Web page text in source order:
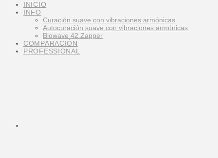
INICIO
INFO
Curación suave con vibraciones armónicas
Autocuración suave con vibraciones armónicas
Biowave 42 Zapper
COMPARACIÓN
PROFESSIONAL